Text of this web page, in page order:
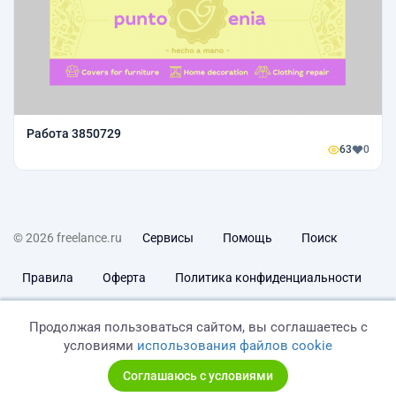
Работа 3850729
63 0
© 2026 freelance.ru Сервисы Помощь Поиск
Правила Оферта Политика конфиденциальности
Продолжая пользоваться сайтом, вы соглашаетесь с
условиями использования файлов cookie
Соглашаюсь с условиями